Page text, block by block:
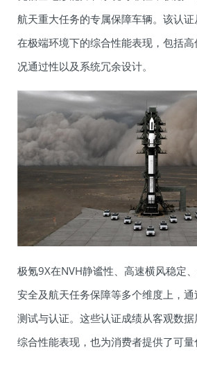
航天重大任务的专属保障车辆。该认
在极端环境下的综合性能表现，包括
况通过性以及系统冗余设计。
极氪9X在NVH静谧性、高速横风稳定
安全及航天任务保障等多个维度上，
测试与认证。这些认证成绩从客观数
综合性能表现，也为消费者提供了可量